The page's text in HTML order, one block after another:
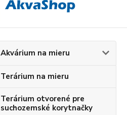
Akvárium na mieru
Terárium na mieru
Terárium otvorené pre
suchozemské korytnačky